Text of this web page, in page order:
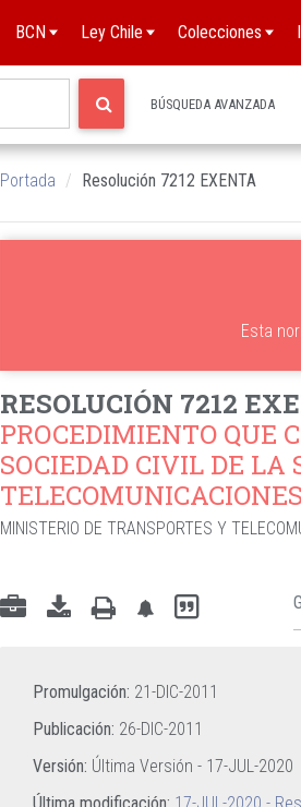
BCN Ley Chile Colecciones
BÚSQUEDA AVANZADA
Portada Resolución 7212 EXENTA
Esta
RESOLUCIÓN 7212
PROCEDIMIENTO QUE
SOCIEDAD CIVIL DE LA
TELECOMUNICACIONES
MINISTERIO DE TRANSPORTES Y
Promulgación: 21-DIC-2011
Publicación: 26-DIC-2011
Versión: Última Versión - 17-JUL-2020
Última modificación: 17-JUL-2020 -